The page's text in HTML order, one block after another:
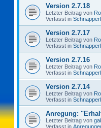
Version 2.7.18
Letzter Beitrag von
Verfasst in
Version 2.7.17
Letzter Beitrag von
Verfasst in
Version 2.7.16
Letzter Beitrag von
Verfasst in
Version 2.7.14
Letzter Beitrag von
Verfasst in
Anregung:
Letzter Beitrag von
Verfasst in